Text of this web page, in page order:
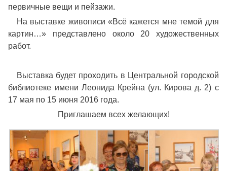
первичные вещи и пейзажи.
На выставке живописи «Всё кажется мне темой для
картин…» представлено около 20 художественных
работ.
Выставка будет проходить в Центральной городской
библиотеке имени Леонида Крейна (ул. Кирова д. 2) с
17 мая по 15 июня 2016 года.
Приглашаем всех желающих!